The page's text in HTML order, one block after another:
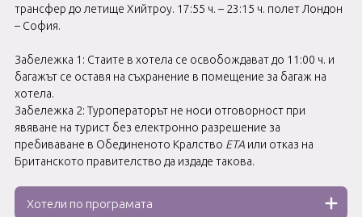
трансфер до летище Хийтроу. 17:55 ч. – 23:15 ч. полет Лондон
– София.
Забележка 1: Стаите в хотела се освобождават до 11:00 ч. и
багажът се оставя на съхранение в помещение за багаж на
хотела.
Забележка 2: Туроператорът не носи отговорност при
явяване на турист без електронно разрешение за
пребиваване в Обединеното Кралство ЕТАили отказ на
Британското правителство да издаде такова.
Хотели по програмата